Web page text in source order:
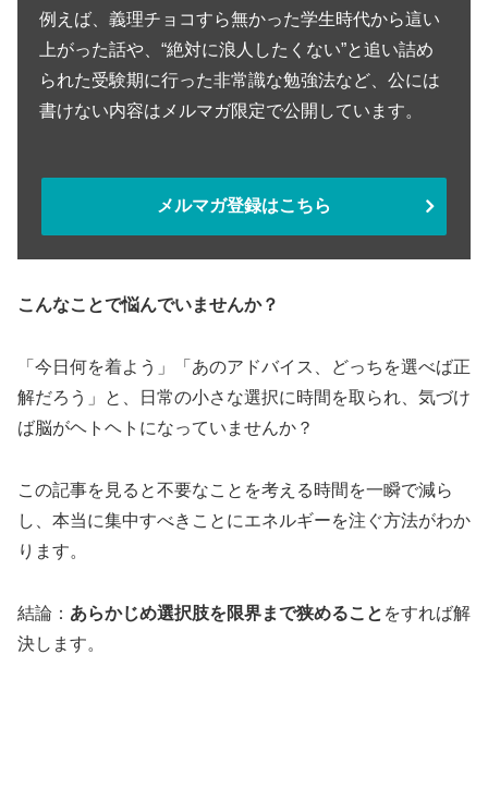
例えば、義理チョコすら無かった学生時代から這い
上がった話や、“絶対に浪人したくない”と追い詰め
られた受験期に行った非常識な勉強法など、公には
書けない内容はメルマガ限定で公開しています。
メルマガ登録はこちら
こんなことで悩んでいませんか？
「今日何を着よう」「あのアドバイス、どっちを選べば正
解だろう」と、日常の小さな選択に時間を取られ、気づけ
ば脳がヘトヘトになっていませんか？
この記事を見ると不要なことを考える時間を一瞬で減ら
し、本当に集中すべきことにエネルギーを注ぐ方法がわか
ります。
結論： あらかじめ選択肢を限界まで狭めること をすれば解
決します。